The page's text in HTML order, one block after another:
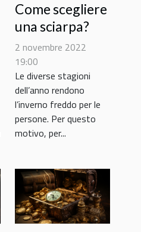
Come scegliere
una sciarpa?
2 novembre 2022
19:00
Le diverse stagioni
dell’anno rendono
l’inverno freddo per le
persone. Per questo
motivo, per...